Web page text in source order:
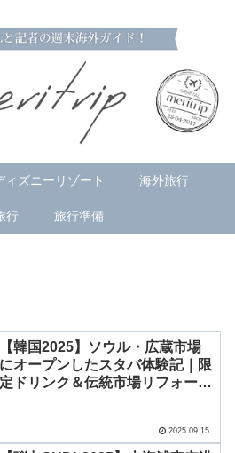
ィズニーリゾート 海外旅行
行 旅行準備
【韓国2025】ソウル・広蔵市場
にオープンしたスタバ体験記｜限
定ドリンク＆伝統市場リフォーム
2025.09.15